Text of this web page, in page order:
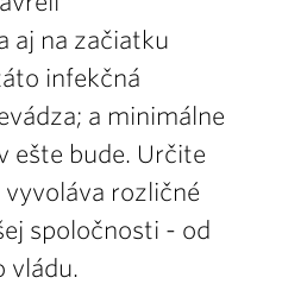
aj na začiatku
infekčná
a minimálne
ešte bude. Určite
rozličné
spoločnosti - od
vládu.